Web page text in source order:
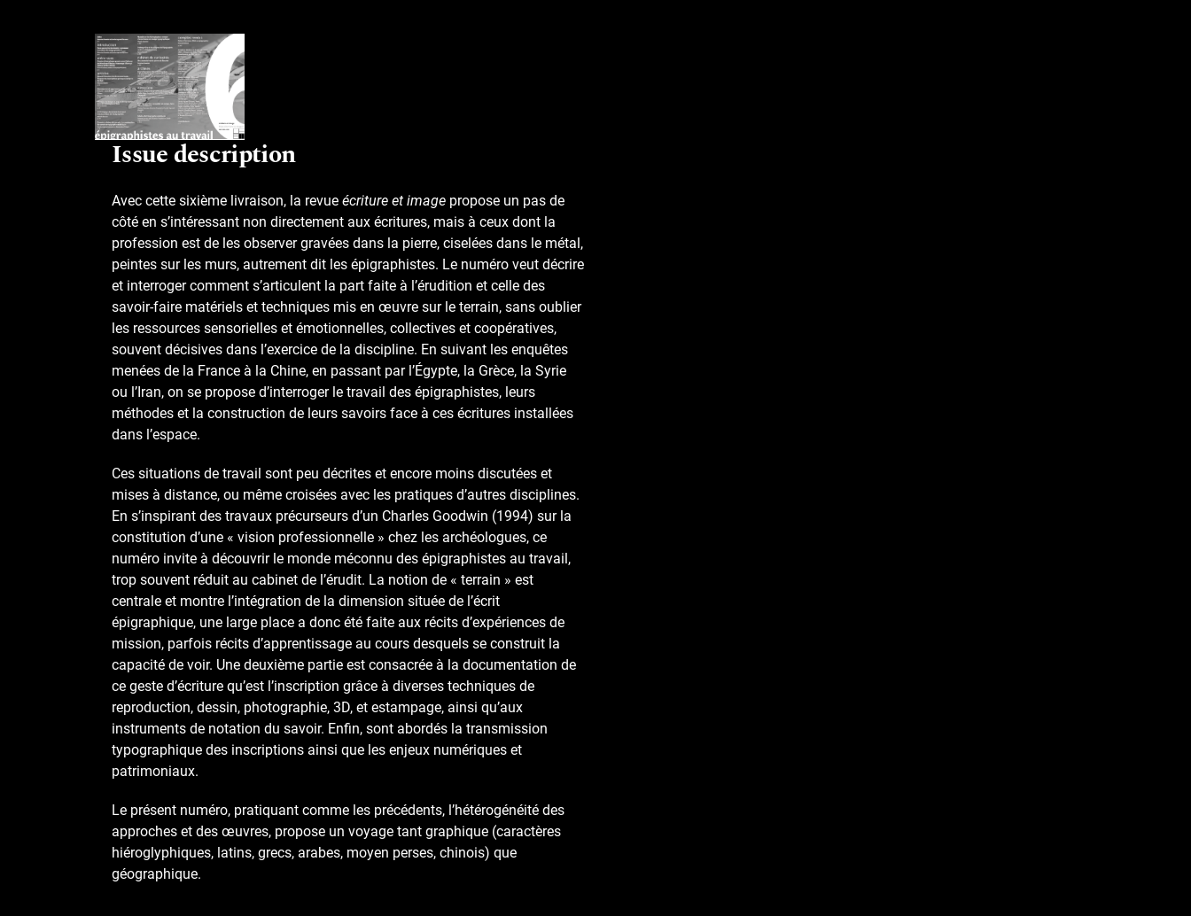
Issue description
Avec cette sixième livraison, la revue écriture et image propose un pas de
côté en s’intéressant non directement aux écritures, mais à ceux dont la
profession est de les observer gravées dans la pierre, ciselées dans le métal,
peintes sur les murs, autrement dit les épigraphistes. Le numéro veut décrire
et interroger comment s’articulent la part faite à l’érudition et celle des
savoir-faire matériels et techniques mis en œuvre sur le terrain, sans oublier
les ressources sensorielles et émotionnelles, collectives et coopératives,
souvent décisives dans l’exercice de la discipline. En suivant les enquêtes
menées de la France à la Chine, en passant par l’Égypte, la Grèce, la Syrie
ou l’Iran, on se propose d’interroger le travail des épigraphistes, leurs
méthodes et la construction de leurs savoirs face à ces écritures installées
dans l’espace.
Ces situations de travail sont peu décrites et encore moins discutées et
mises à distance, ou même croisées avec les pratiques d’autres disciplines.
En s’inspirant des travaux précurseurs d’un Charles Goodwin (1994) sur la
constitution d’une « vision professionnelle » chez les archéologues, ce
numéro invite à découvrir le monde méconnu des épigraphistes au travail,
trop souvent réduit au cabinet de l’érudit. La notion de « terrain » est
centrale et montre l’intégration de la dimension située de l’écrit
épigraphique, une large place a donc été faite aux récits d’expériences de
mission, parfois récits d’apprentissage au cours desquels se construit la
capacité de voir. Une deuxième partie est consacrée à la documentation de
ce geste d’écriture qu’est l’inscription grâce à diverses techniques de
reproduction, dessin, photographie, 3D, et estampage, ainsi qu’aux
instruments de notation du savoir. Enfin, sont abordés la transmission
typographique des inscriptions ainsi que les enjeux numériques et
patrimoniaux.
Le présent numéro, pratiquant comme les précédents, l’hétérogénéité des
approches et des œuvres, propose un voyage tant graphique (caractères
hiéroglyphiques, latins, grecs, arabes, moyen perses, chinois) que
géographique.